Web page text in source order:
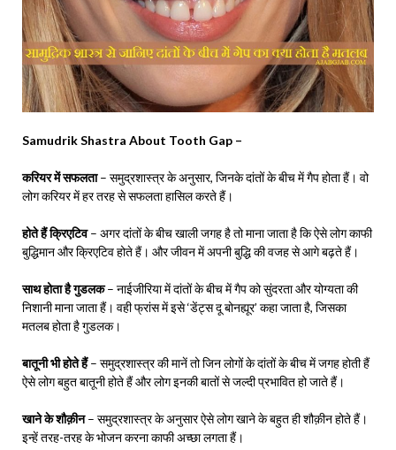
Samudrik Shastra About Tooth Gap –
करियर में सफलता– समुद्रशास्त्र के अनुसार, जिनके दांतों के बीच में गैप होता हैं। वो
लोग करियर में हर तरह से सफलता हासिल करते हैं।
होते हैं क्रिएटिव– अगर दांतों के बीच खाली जगह है तो माना जाता है कि ऐसे लोग काफी
बुद्धिमान और क्रिएटिव होते हैं। और जीवन में अपनी बुद्धि की वजह से आगे बढ़ते हैं।
साथ होता है गुडलक– नाईजीरिया में दांतों के बीच में गैप को सुंदरता और योग्यता की
निशानी माना जाता हैं। वही फ्रांस में इसे ‘डेंट्स दू बोनह्यूर’ कहा जाता है, जिसका
मतलब होता है गुडलक।
बातूनी भी होते हैं– समुद्रशास्त्र की मानें तो जिन लोगों के दांतों के बीच में जगह होती हैं
ऐसे लोग बहुत बातूनी होते हैं और लोग इनकी बातों से जल्दी प्रभावित हो जाते हैं।
खाने के शौक़ीन– समुद्रशास्त्र के अनुसार ऐसे लोग खाने के बहुत ही शौक़ीन होते हैं।
इन्हें तरह-तरह के भोजन करना काफी अच्छा लगता हैं।